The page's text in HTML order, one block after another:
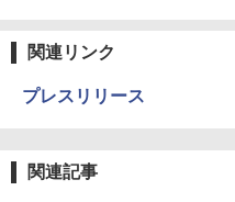
関連リンク
プレスリリース
関連記事